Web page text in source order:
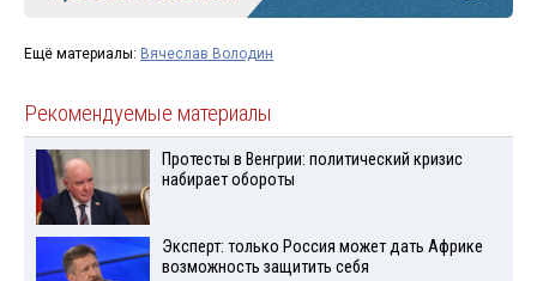
Ещё материалы: Вячеслав Володин
Рекомендуемые материалы
Протесты в Венгрии: политический кризис
набирает обороты
Эксперт: только Россия может дать Африке
возможность защитить себя